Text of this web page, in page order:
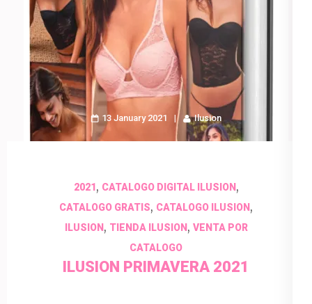
13 January 2021 Ilusion
2021, CATALOGO DIGITAL ILUSION,
CATALOGO GRATIS, CATALOGO ILUSION ,
ILUSION, TIENDA ILUSION, VENTA POR
CATALOGO
ILUSION PRIMAVERA 2021